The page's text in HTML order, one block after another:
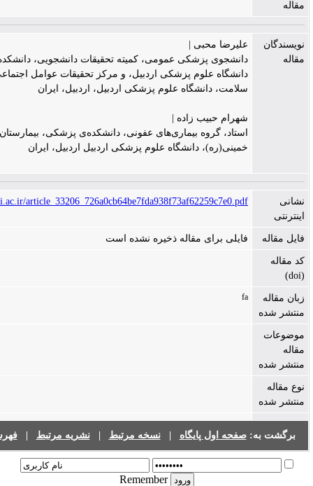
علیرضا محبی |
دانشجوی پزشکی عمومی، کمیته تحقیقات دانشجویی، دانشکده‌ی پزشکی،
دانشگاه علوم پزشکی اردبیل، و مرکز تحقیقات عوامل اجتماعی مؤثر بر
سلامت، دانشگاه علوم پزشکی اردبیل، اردبیل، ایران
شهرام حبیب زاده |
استاد، گروه بیماری‌های عفونی، دانشکده‌ی پزشکی، بیمارستان امام
خمینی(ره)، دانشگاه علوم پزشکی اردبیل اردبیل، ایران
https://jims.mui.ac.ir/article_33206_726a0cb64be7fda938f73af62259c7e0.pdf
فایلی برای مقاله ذخیره نشده است
صفحه اول پایگاه|نسخه مرتبط |نشریه مرتبط |فهرست نشریات
Remember